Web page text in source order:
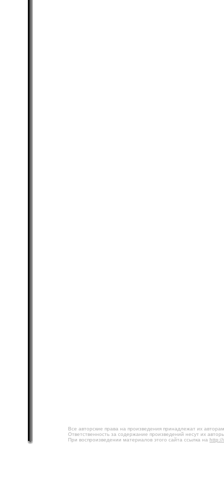
Все авторские права на произведения принадлежат их
Ответственность за содержание произведений несут их
При воспроизведении материалов этого сайта ссылка на http://